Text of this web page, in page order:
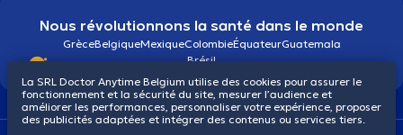
Nous révolutionnons la santé dans le monde
GrèceBelgiqueMexiqueColombieÉquateurGuatemala
Brésil
La SRL Doctor Anytime Belgium utilise des cookies pour assurer le
fonctionnement et la sécurité du site, mesurer l’audience et
améliorer les performances, personnaliser votre expérience, proposer
des publicités adaptées et intégrer des contenus ou services tiers.